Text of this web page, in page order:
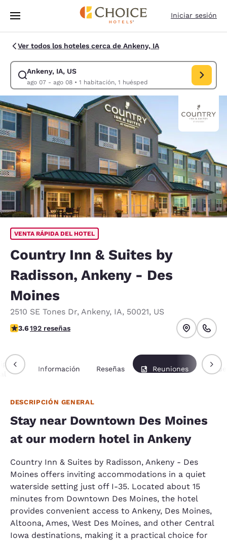
Pasar A Contenido Principal
Iniciar sesión
Ver todos los hoteles cerca de Ankeny, IA
Ankeny, IA, US
ago 07 - ago 08• 1 habitación, 1 huésped
Modificar la búsqueda de Ankeny, IA, US. Fecha de check-in ago 07,
VENTA RÁPIDA DEL HOTEL
Country Inn & Suites by
Radisson, Ankeny - Des
Moines
2510 SE Tones Dr, Ankeny, IA, 50021, US
calificación de 3.56 estrellas. Bueno.
3.6192 reseñas
Información Reseñas Reuniones
DESCRIPCIÓN GENERAL
Stay near Downtown Des Moines
at our modern hotel in Ankeny
Country Inn & Suites by Radisson, Ankeny - Des
Moines offers inviting accommodations in a quiet
waterside setting just off I-35. Located about 15
minutes from Downtown Des Moines, the hotel
provides convenient access to Ankeny, Des Moines,
Altoona, Ames, West Des Moines, and other Central
Iowa destinations, making it a practical choice for